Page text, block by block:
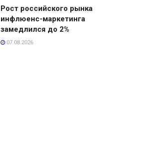
Рост российского рынка
инфлюенс-маркетинга
замедлился до 2%
07.08.2026